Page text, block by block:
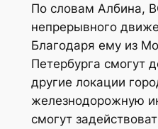
По словам Албина,
непрерывного
Благодаря ему из
Петербурга смогут
другие локации
железнодорожную
смогут